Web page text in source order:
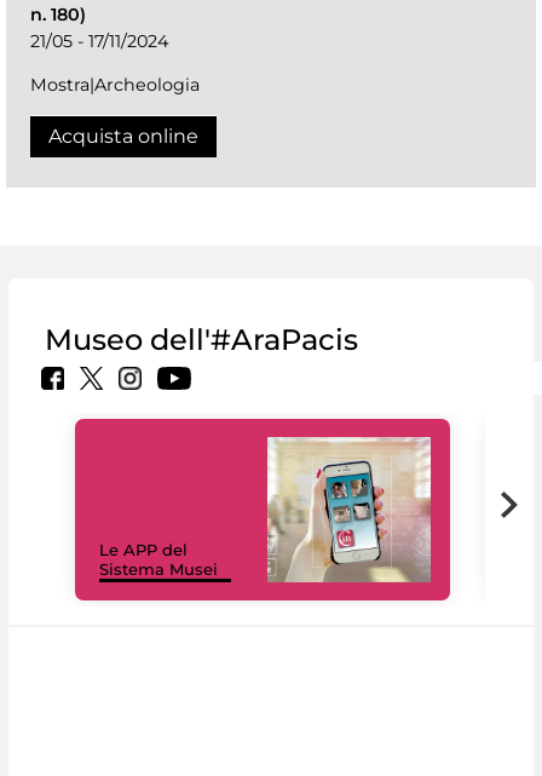
n. 180)
21/05 - 17/11/2024
Mostra|Archeologia
Acquista online
Museo dell'#AraPacis
Le APP del
Sistema Musei